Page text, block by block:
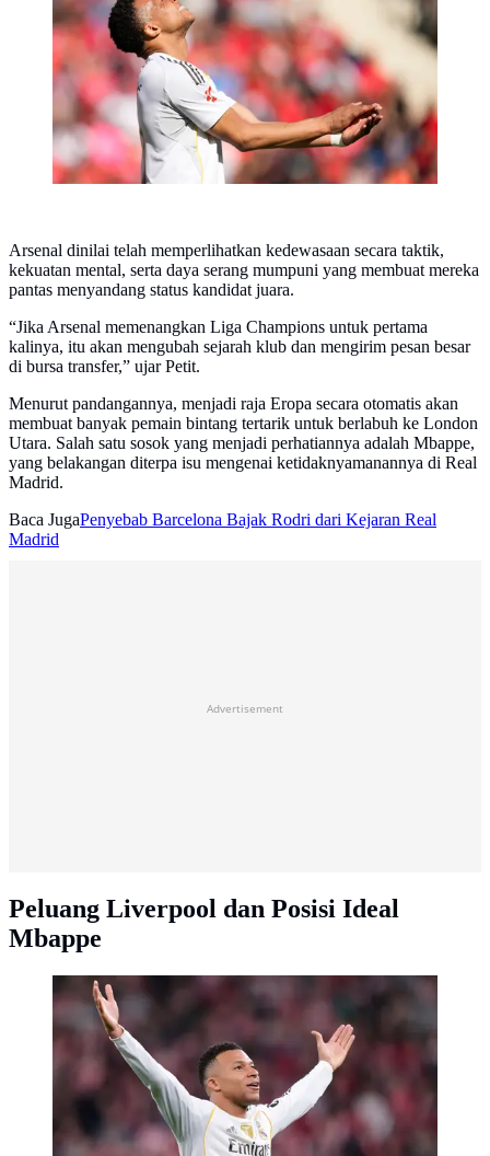
Arsenal dinilai telah memperlihatkan kedewasaan secara taktik,
kekuatan mental, serta daya serang mumpuni yang membuat mereka
pantas menyandang status kandidat juara.
“Jika Arsenal memenangkan Liga Champions untuk pertama
kalinya, itu akan mengubah sejarah klub dan mengirim pesan besar
di bursa transfer,” ujar Petit.
Menurut pandangannya, menjadi raja Eropa secara otomatis akan
membuat banyak pemain bintang tertarik untuk berlabuh ke London
Utara. Salah satu sosok yang menjadi perhatiannya adalah Mbappe,
yang belakangan diterpa isu mengenai ketidaknyamanannya di Real
Madrid.
Baca JugaPenyebab Barcelona Bajak Rodri dari Kejaran Real
Madrid
Advertisement
Peluang Liverpool dan Posisi Ideal
Mbappe